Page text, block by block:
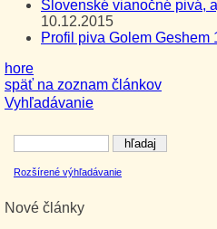
Vyhľadávanie
Rozšírené výhľadávanie
Nové články
Slovenské vianočné pivá,
10.12.2015
Profil piva Golem Geshem
hore
späť na zoznam článkov